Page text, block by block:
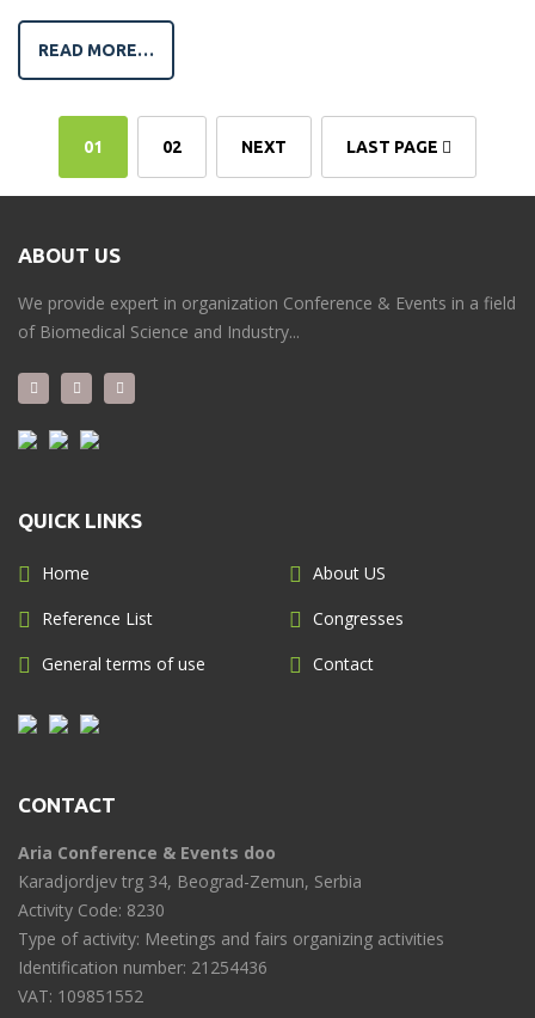
READ MORE…
01 02 NEXT LAST PAGE
ABOUT US
We provide expert in organization Conference & Events in a field
of Biomedical Science and Industry...
QUICK LINKS
Home
Reference List
General terms of use
About US
Congresses
Contact
CONTACT
Aria Conference & Events doo
Karadjordjev trg 34, Beograd-Zemun, Serbia
Activity Code: 8230
Type of activity: Meetings and fairs organizing activities
Identification number: 21254436
VAT: 109851552